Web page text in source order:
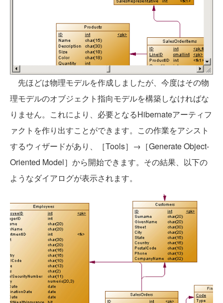
先ほどは物理モデルを作成しましたが、今度はその物
理モデルのオブジェクト指向モデルを構築しなければな
りません。これにより、必要となるHibernateアーティフ
ァクトを作り出すことができます。この作業をアシスト
するウィザードがあり、［Tools］→［Generate Object-
Oriented Model］から開始できます。その結果、以下の
ようなダイアログが表示されます。